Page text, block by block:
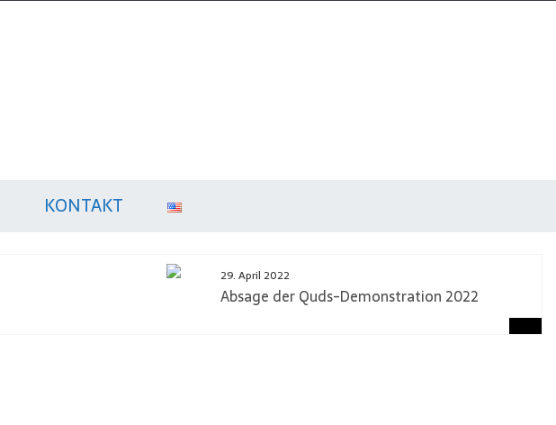
KONTAKT
29. April 2022
Absage der Quds-Demonstration 2022